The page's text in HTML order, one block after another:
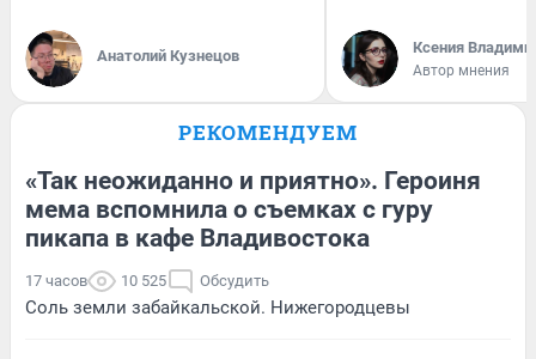
Анатолий Кузнецов Ксения
Автор мнения
РЕКОМЕНДУЕМ
«Так неожиданно и приятно». Героиня
мема вспомнила о съемках с гуру
пикапа в кафе Владивостока
17 часов 10 525 Обсудить
Соль земли забайкальской. Нижегородцевы